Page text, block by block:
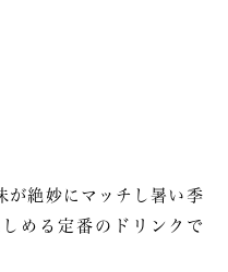
が絶妙にマッチし暑い季
める定番のドリンクで